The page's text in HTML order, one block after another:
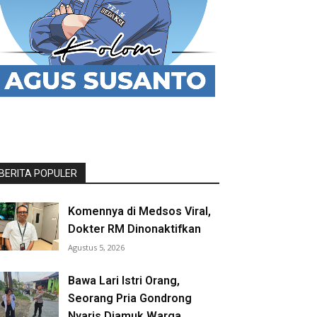
POPULER
Komennya di Medsos Viral,
Dokter RM Dinonaktifkan
Agustus 5, 2026
Bawa Lari Istri Orang,
Seorang Pria Gondrong